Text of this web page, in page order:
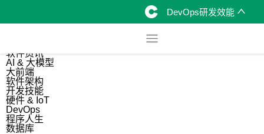
DevOps研发效能
软件资讯
AI & 大模型
大前端
软件架构
开发技能
硬件 & IoT
DevOps
程序人生
数据库